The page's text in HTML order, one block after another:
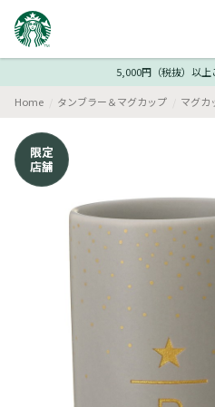
5,000円（税抜）以
Home タンブラー＆マグカップ マグカ
限定
店舗